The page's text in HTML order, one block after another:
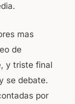
mas
de
y triste final
se debate.
por